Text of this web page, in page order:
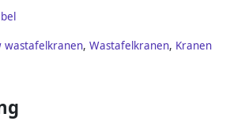
wastafelkranen, Wastafelkranen, Kranen